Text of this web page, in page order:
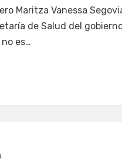
Maritza Vanessa
de Salud del
es…